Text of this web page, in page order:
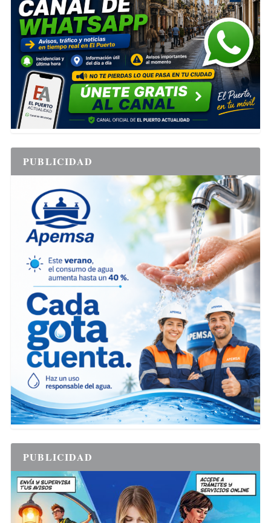
PUBLICIDAD
PUBLICIDAD